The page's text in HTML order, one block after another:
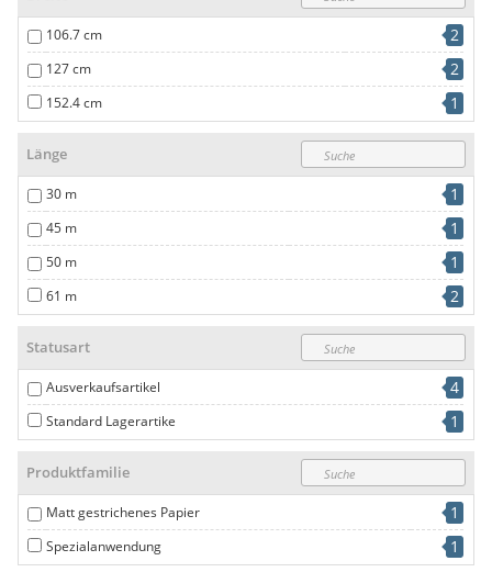
106.7 cm 2
127 cm 2
152.4 cm 1
Länge
30 m 1
45 m 1
50 m 1
61 m 2
Statusart
Ausverkaufsartikel 4
Standard Lagerartike 1
Produktfamilie
Matt gestrichenes Papier 1
Spezialanwendung 1